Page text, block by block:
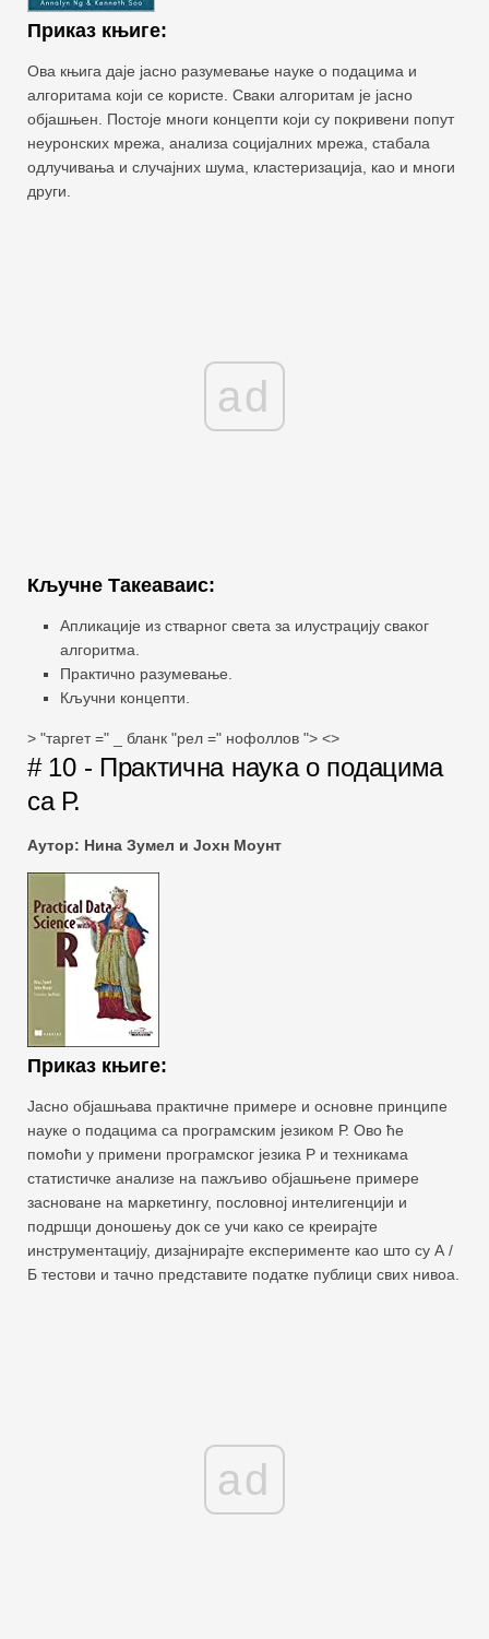
Приказ књиге:
Ова књига даје јасно разумевање науке о подацима и
алгоритама који се користе. Сваки алгоритам је јасно
објашњен. Постоје многи концепти који су покривени попут
неуронских мрежа, анализа социјалних мрежа, стабала
одлучивања и случајних шума, кластеризација, као и многи
други.
ad
Кључне Такеаваис:
Апликације из стварног света за илустрацију сваког
алгоритма.
Практично разумевање.
Кључни концепти.
> "таргет =" _ бланк "рел =" нофоллов "> <>
# 10 - Практична наука о подацима
са Р.
Аутор: Нина Зумел и Јохн Моунт
Приказ књиге:
Јасно објашњава практичне примере и основне принципе
науке о подацима са програмским језиком Р. Ово ће
помоћи у примени програмског језика Р и техникама
статистичке анализе на пажљиво објашњене примере
засноване на маркетингу, пословној интелигенцији и
подршци доношењу док се учи како се креирајте
инструментацију, дизајнирајте експерименте као што су А /
Б тестови и тачно представите податке публици свих нивоа.
ad